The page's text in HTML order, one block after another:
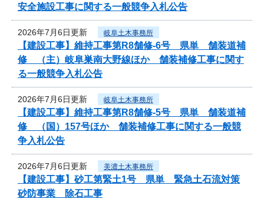
安全施設工事に関する一般競争入札公告
2026年7月6日更新 岐阜土木事務所
【建設工事】維持工事第R8舗修-6号 県単 舗装道補
修 （主）岐阜巣南大野線ほか 舗装補修工事に関す
る一般競争入札公告
2026年7月6日更新 岐阜土木事務所
【建設工事】維持工事第R8舗修-5号 県単 舗装道補
修 （国）157号ほか 舗装補修工事に関する一般競
争入札公告
2026年7月6日更新 美濃土木事務所
【建設工事】砂工第緊土1号 県単 緊急土石流対策
砂防事業 除石工事